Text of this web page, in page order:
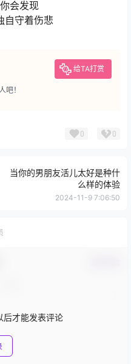
会发现
自守着伤悲
给TA打赏
吧！
0 0
当你的男朋友活儿太好是种什
么样的体验
2024-11-9 7:06:50
后才能发表评论